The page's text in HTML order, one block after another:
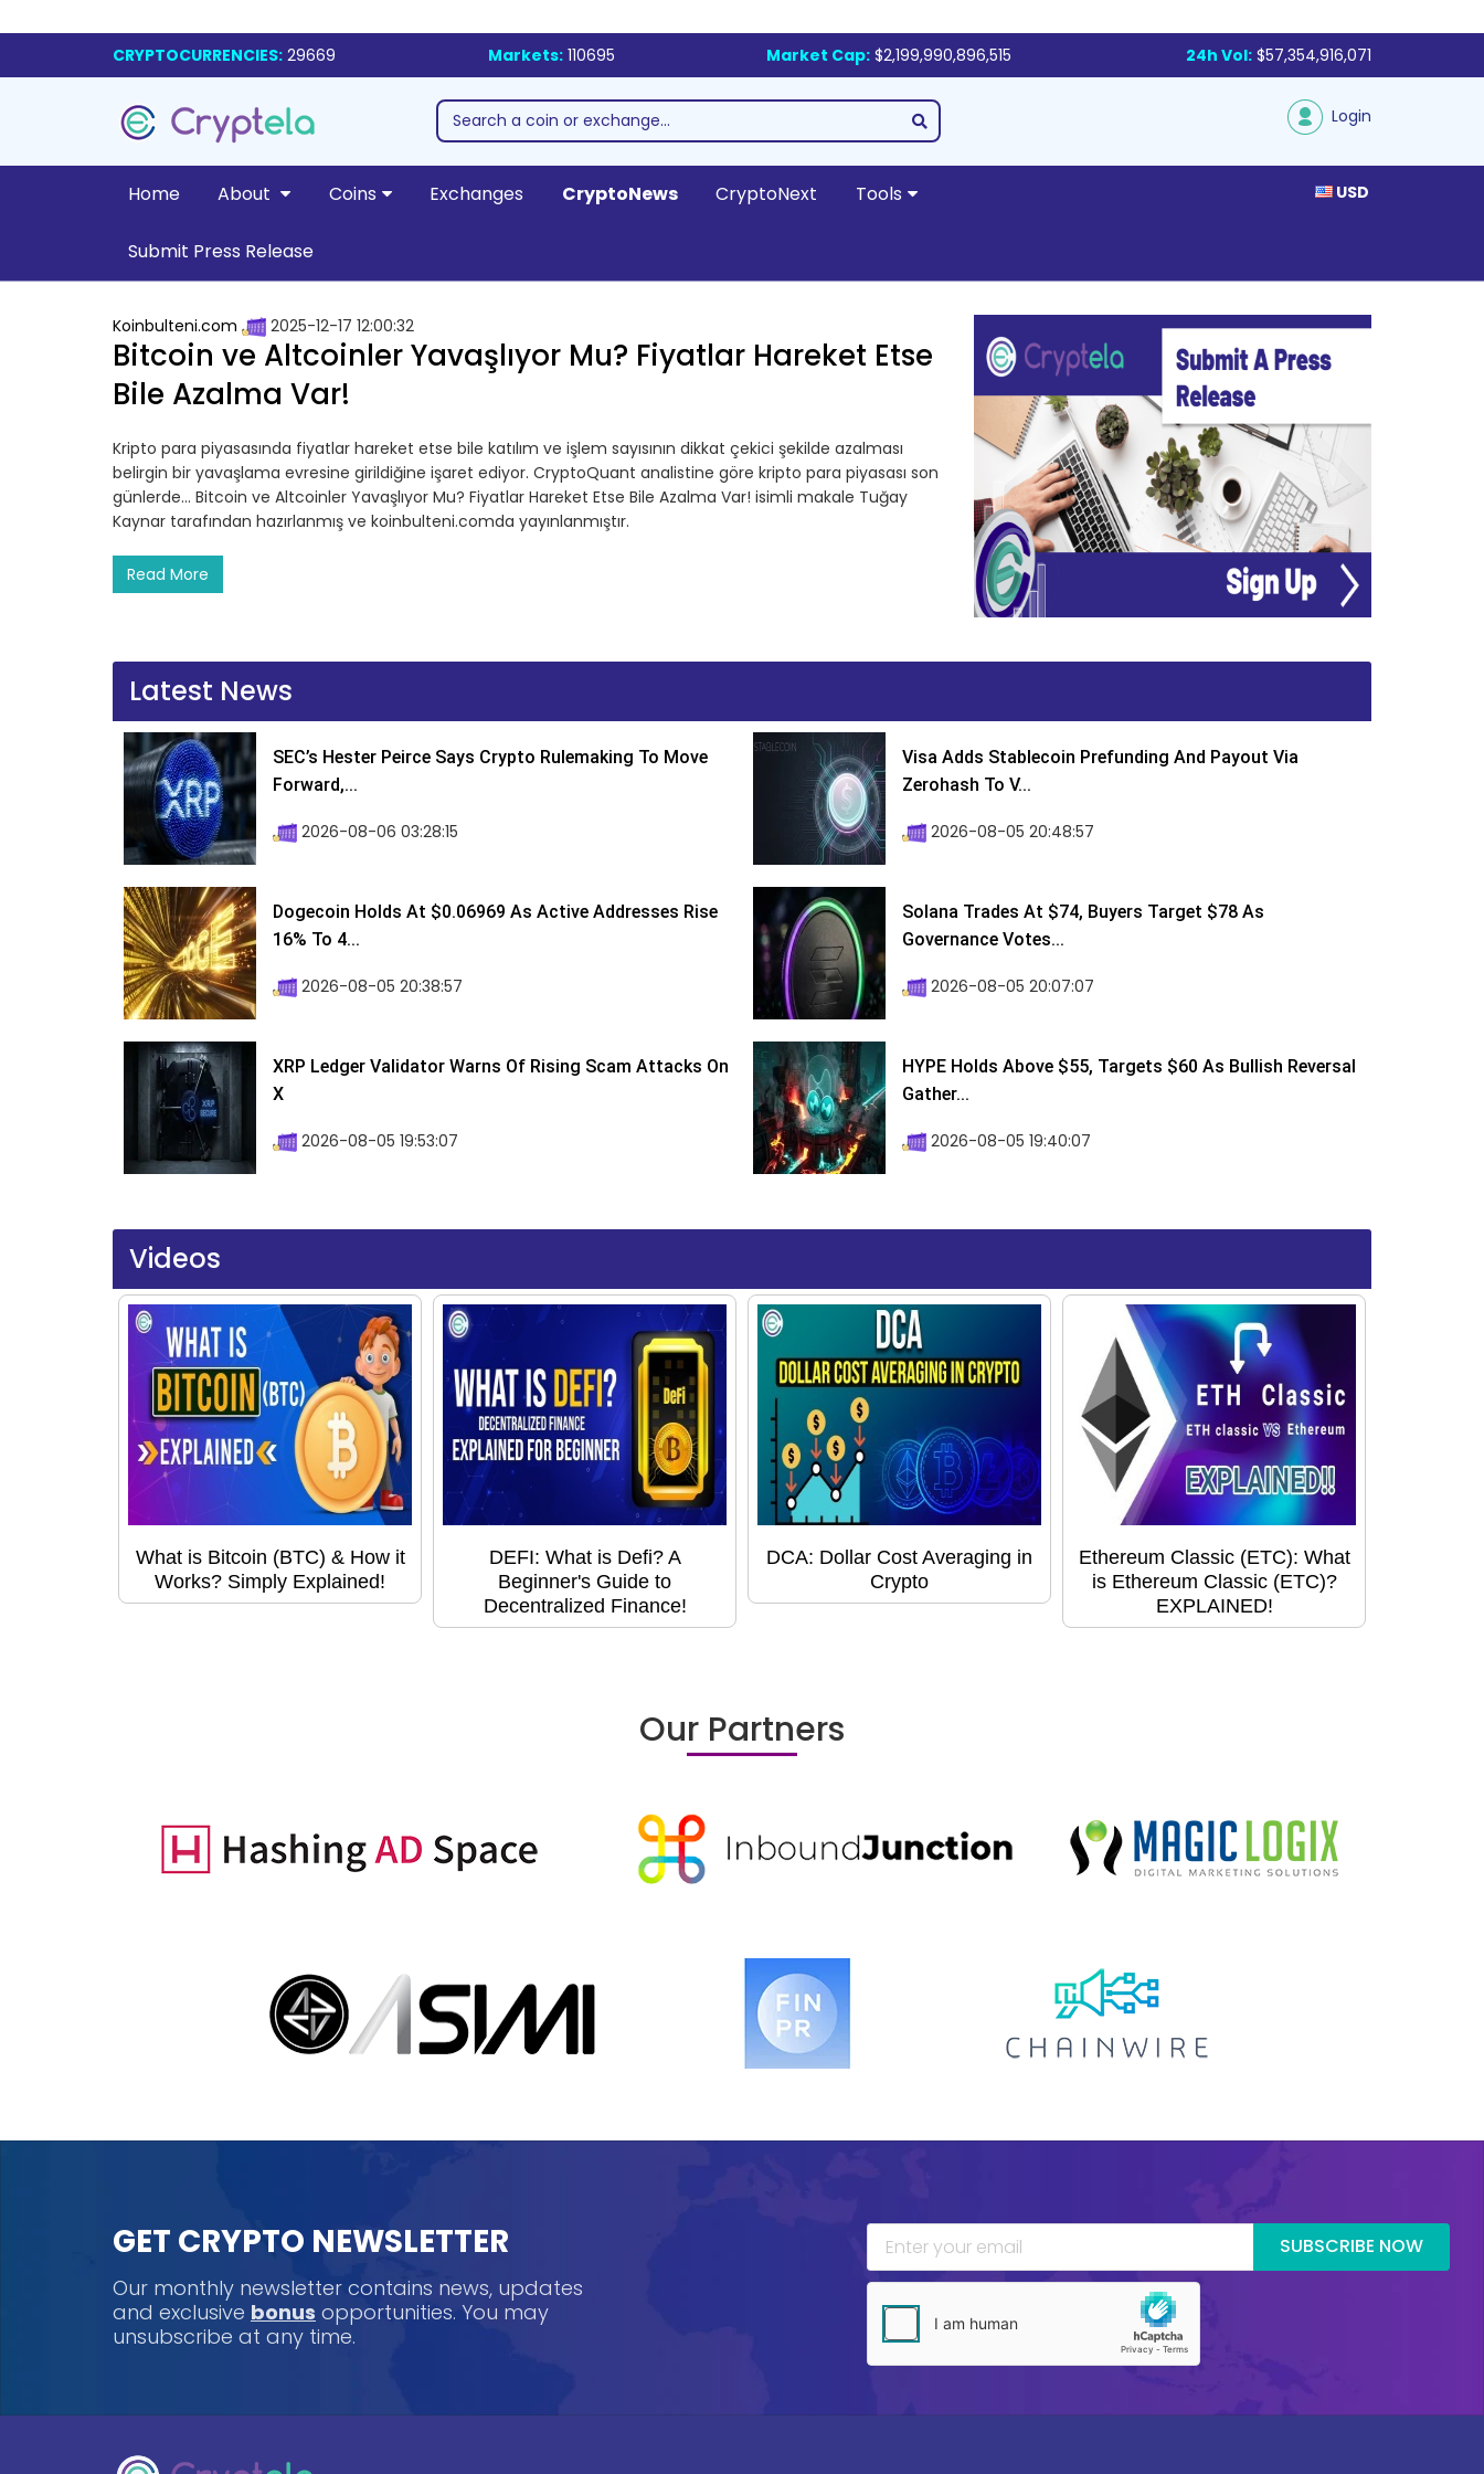
CRYPTOCURRENCIES: 29669 Markets:110695 Market Cap: $2,199,990,896,515 24h Vol: $57,354,916,071
Login
Home About Coins Exchanges CryptoNews CryptoNext Tools
Submit Press Release
USD
Koinbulteni.com 2025-12-17 12:00:32
Bitcoin ve Altcoinler Yavaşlıyor Mu? Fiyatlar Hareket Etse
Bile Azalma Var!
Kripto para piyasasında fiyatlar hareket etse bile katılım ve işlem sayısının dikkat çekici şekilde azalması
belirgin bir yavaşlama evresine girildiğine işaret ediyor. CryptoQuant analistine göre kripto para piyasası son
günlerde… Bitcoin ve Altcoinler Yavaşlıyor Mu? Fiyatlar Hareket Etse Bile Azalma Var! isimli makale Tuğay
Kaynar tarafından hazırlanmış ve koinbulteni.comda yayınlanmıştır.
Read More
Latest News
SEC’s Hester Peirce Says Crypto Rulemaking To Move
Forward,...
2026-08-06 03:28:15
Visa Adds Stablecoin Prefunding And Payout Via
Zerohash To V...
2026-08-05 20:48:57
Dogecoin Holds At $0.06969 As Active Addresses Rise
16% To 4...
2026-08-05 20:38:57
Solana Trades At $74, Buyers Target $78 As
Governance Votes...
2026-08-05 20:07:07
XRP Ledger Validator Warns Of Rising Scam Attacks On
X
2026-08-05 19:53:07
HYPE Holds Above $55, Targets $60 As Bullish Reversal
Gather...
2026-08-05 19:40:07
Videos
What is Bitcoin (BTC) & How it
Works? Simply Explained!
DEFI: What is Defi? A
Beginner's Guide to
Decentralized Finance!
DCA: Dollar Cost Averaging in
Crypto
Ethereum Classic (ETC): What
is Ethereum Classic (ETC)?
EXPLAINED!
Our Partners
GET CRYPTO NEWSLETTER
Our monthly newsletter contains news, updates
and exclusive bonus opportunities. You may
unsubscribe at any time.
SUBSCRIBE NOW